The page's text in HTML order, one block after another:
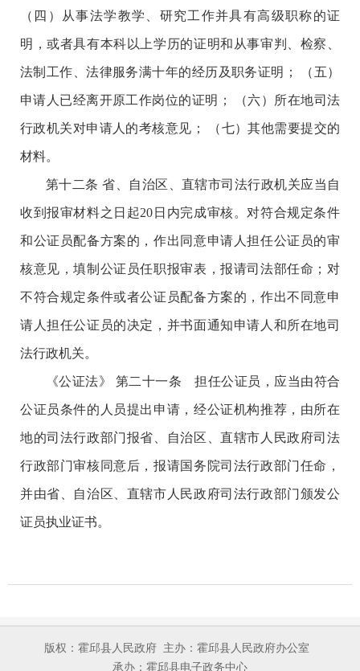
（四）从事法学教学、研究工作并具有高级职称的证
明，或者具有本科以上学历的证明和从事审判、检察、
法制工作、法律服务满十年的经历及职务证明； （五）
申请人已经离开原工作岗位的证明； （六）所在地司法
行政机关对申请人的考核意见； （七）其他需要提交的
材料。
第十二条 省、自治区、直辖市司法行政机关应当自
收到报审材料之日起20日内完成审核。对符合规定条件
和公证员配备方案的，作出同意申请人担任公证员的审
核意见，填制公证员任职报审表，报请司法部任命；对
不符合规定条件或者公证员配备方案的，作出不同意申
请人担任公证员的决定，并书面通知申请人和所在地司
法行政机关。
《公证法》 第二十一条 担任公证员，应当由符合
公证员条件的人员提出申请，经公证机构推荐，由所在
地的司法行政部门报省、自治区、直辖市人民政府司法
行政部门审核同意后，报请国务院司法行政部门任命，
并由省、自治区、直辖市人民政府司法行政部门颁发公
证员执业证书。
版权：霍邱县人民政府 主办：霍邱县人民政府办公室
承办：霍邱县电子政务中心